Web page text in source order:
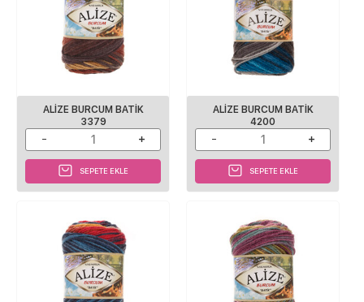
ALİZE BURCUM BATİK
3379
SEPETE EKLE
ALİZE BURCUM BATİK
4200
SEPETE EKLE